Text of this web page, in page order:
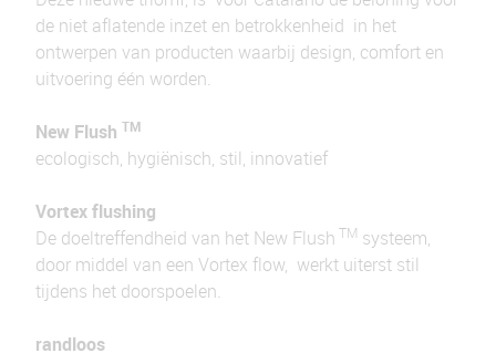
de niet aflatende inzet en betrokkenheid in het
ontwerpen van producten waarbij design, comfort en
uitvoering één worden.
New Flush TM
ecologisch, hygiënisch, stil, innovatief
Vortex flushing
De doeltreffendheid van het New Flush TM systeem,
door middel van een Vortex flow, werkt uiterst stil
tijdens het doorspoelen.
randloos